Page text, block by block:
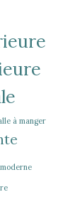
à manger